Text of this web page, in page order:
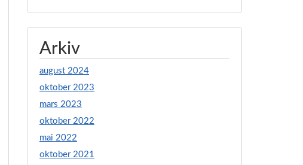
Arkiv
august 2024
oktober 2023
mars 2023
oktober 2022
mai 2022
oktober 2021